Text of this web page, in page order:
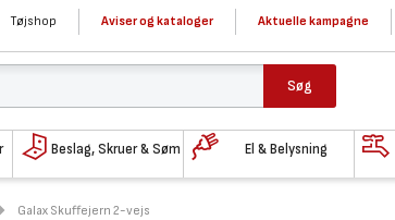
Tøjshop Aviser og kataloger Aktuelle kampagne
Søg
Beslag, Skruer & Søm El & Belysning
Galax Skuffejern 2-vejs